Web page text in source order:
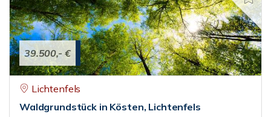
39.500,- €
Lichtenfels
Waldgrundstück in Kösten, Lichtenfels